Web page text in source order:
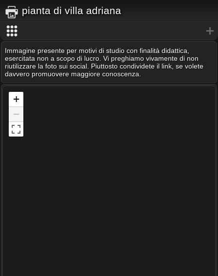
pianta di villa adriana
Immagine presente per motivi di studio con finalità didattica,
esercitata non a scopo di lucro. Vi preghiamo vivamente di non
riutilizzare la foto sui social. Piuttosto condividete il link, se volete
davvero promuovere maggiore conoscenza.
+
−